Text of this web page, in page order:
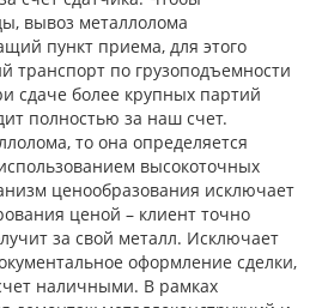
вывоз металлолома
пункт приема, для этого
транспорт по грузоподъемности
сдаче более крупных партий
полностью за наш счет.
то она определяется
высокоточных
ценообразования исключает
ценой – клиент точно
за свой металл. Исключает
оформление сделки,
наличными. В рамках